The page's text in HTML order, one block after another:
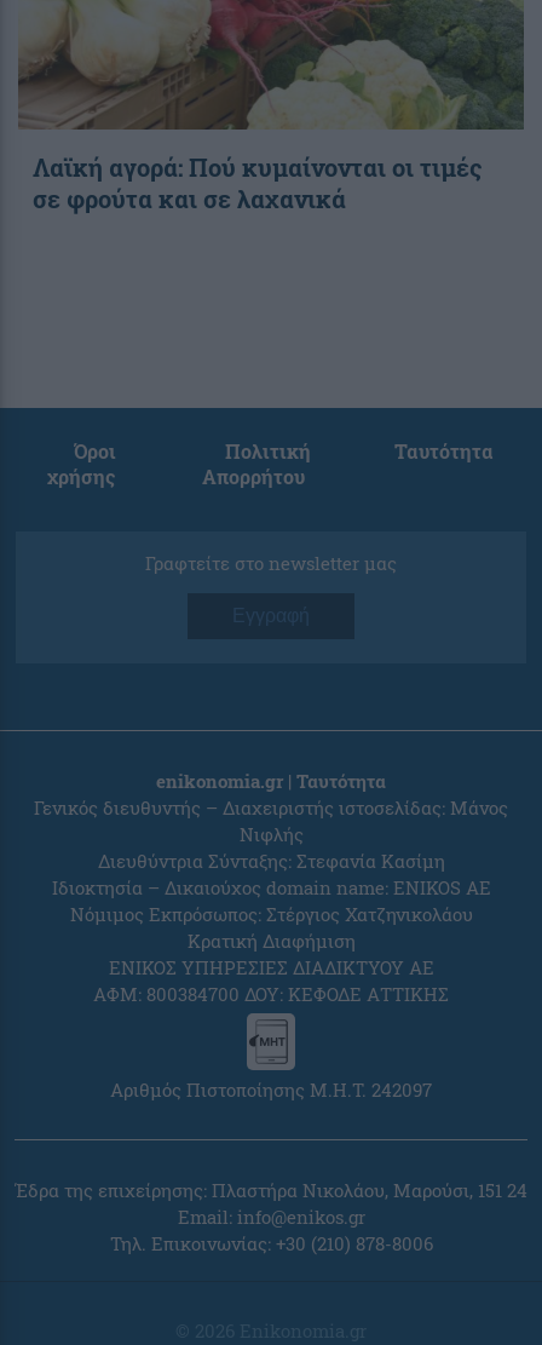
Λαϊκή αγορά: Πού κυμαίνονται οι τιμές
σε φρούτα και σε λαχανικά
Όροι
χρήσης
Πολιτική
Απορρήτου
Ταυτότητα
Γραφτείτε στο newsletter μας
Εγγραφή
enikonomia.gr | Ταυτότητα
Γενικός διευθυντής – Διαχειριστής ιστοσελίδας: Μάνος
Νιφλής
Διευθύντρια Σύνταξης: Στεφανία Κασίμη
Ιδιοκτησία – Δικαιούχος domain name: ENIKOS AE
Νόμιμος Εκπρόσωπος: Στέργιος Χατζηνικολάου
Κρατική Διαφήμιση
ΕΝΙΚΟΣ ΥΠΗΡΕΣΙΕΣ ΔΙΑΔΙΚΤΥΟΥ ΑΕ
ΑΦΜ: 800384700 ΔΟΥ: ΚΕΦΟΔΕ ΑΤΤΙΚΗΣ
Αριθμός Πιστοποίησης Μ.Η.Τ. 242097
Έδρα της επιχείρησης: Πλαστήρα Νικολάου, Μαρούσι, 151 24
Email: info@enikos.gr
Τηλ. Επικοινωνίας: +30 (210) 878-8006